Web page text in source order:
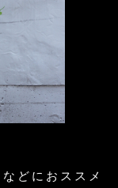
どにおススメ